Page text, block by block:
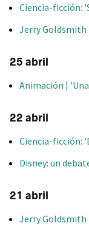
Ciencia-ficción:
Jerry Goldsmith
25 abril
Animación |
22 abril
Ciencia-ficción:
Disney: un
21 abril
Jerry Goldsmith